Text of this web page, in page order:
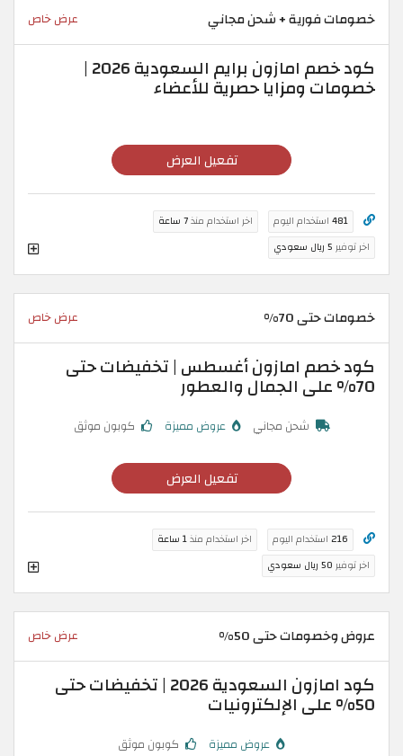
خصومات فورية + شحن مجاني عرض خاص
كود خصم امازون برايم السعودية 2026 |
خصومات ومزايا حصرية للأعضاء
تفعيل العرض
481 استخدام اليوم اخر استخدام منذ7 ساعة
اخر توفير 5 ريال سعودي
خصومات حتى 70% عرض خاص
كود خصم امازون أغسطس | تخفيضات حتى
70% على الجمال والعطور
شحن مجاني عروض مميزة كوبون موثق
تفعيل العرض
216 استخدام اليوم اخر استخدام منذ1 ساعة
اخر توفير 50 ريال سعودي
عروض وخصومات حتى 50% عرض خاص
كود امازون السعودية 2026 | تخفيضات حتى
50% على الإلكترونيات
عروض مميزة كوبون موثق